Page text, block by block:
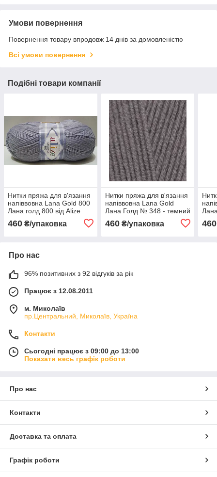
Умови повернення
Повернення товару впродовж 14 днів за домовленістю
Всі умови повернення
Подібні товари компанії
Нитки пряжа для в'язання
напіввовна Lana Gold 800
Лана голд 800 від Alize
сірий
460 ₴/упаковка
Нитки пряжа для в'язання
напіввовна Lana Gold
Лана Голд № 348 - темний
460₴/упаковка 460
Про нас
96% позитивних з 92 відгуків за рік
Працює з 12.08.2011
м. Миколаїв
пр.Центральний, Миколаїв, Україна
Контакти
Сьогодні працює з 09:00 до 13:00
Показати весь графік роботи
Про нас
Контакти
Доставка та оплата
Графік роботи